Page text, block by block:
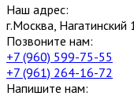
Наш адрес:
г.Москва, Нагатинский
Позвоните нам:
+7 (960) 599-75-55
+7 (961) 264-16-72
Напишите нам: